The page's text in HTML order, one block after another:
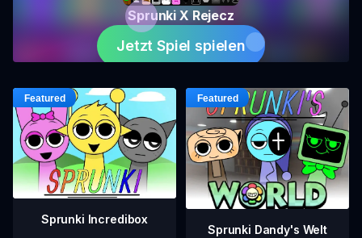
Sprunki X Rejecz
Jetzt Spiel spielen
Sprunki Incredibox
Sprunki Dandy's Welt